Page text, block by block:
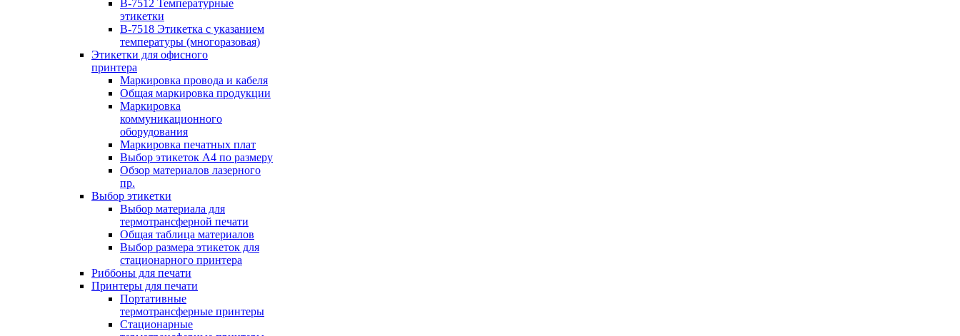
B-7512 Температурные
этикетки
B-7518 Этикетка с указанием
температуры (многоразовая)
Этикетки для офисного
принтера
Маркировка провода и кабеля
Общая маркировка продукции
Маркировка
коммуникационного
оборудования
Маркировка печатных плат
Выбор этикеток А4 по размеру
Обзор материалов лазерного
пр.
Выбор этикетки
Выбор материала для
термотрансферной печати
Общая таблица материалов
Выбор размера этикеток для
стационарного принтера
Риббоны для печати
Принтеры для печати
Портативные
термотрансферные принтеры
Стационарные